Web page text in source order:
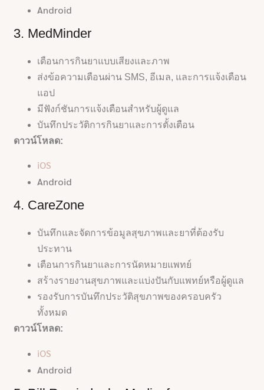
Android
3. MedMinder
เตือนการกินยาแบบเสียงและภาพ
ส่งข้อความเตือนผ่าน SMS, อีเมล, และการแจ้งเตือน
แอป
มีฟังก์ชันการแจ้งเตือนสำหรับผู้ดูแล
บันทึกประวัติการกินยาและการตั้งเตือน
ดาวน์โหลด:
iOS
Android
4. CareZone
บันทึกและจัดการข้อมูลสุขภาพและยาที่ต้องรับ
ประทาน
เตือนการกินยาและการนัดหมายแพทย์
สร้างรายงานสุขภาพและแบ่งปันกับแพทย์หรือผู้ดูแล
รองรับการบันทึกประวัติสุขภาพของครอบครัว
ทั้งหมด
ดาวน์โหลด:
iOS
Android